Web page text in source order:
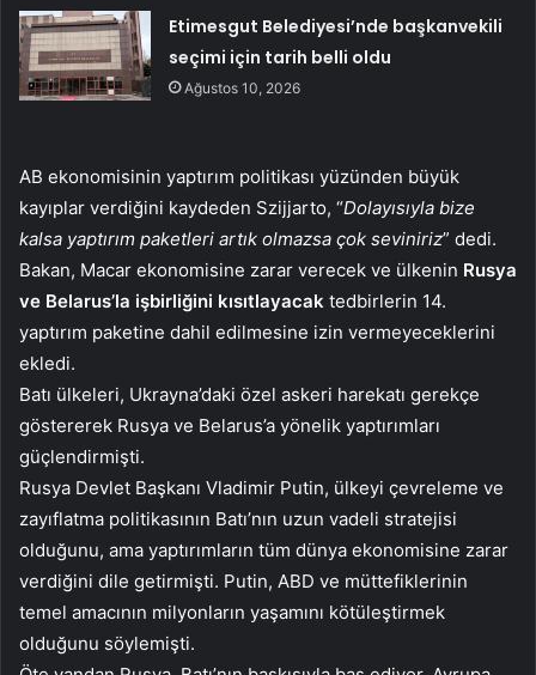
Etimesgut Belediyesi’nde başkanvekili
seçimi için tarih belli oldu
Ağustos 10, 2026
AB ekonomisinin yaptırım politikası yüzünden büyük
kayıplar verdiğini kaydeden Szijjarto, “Dolayısıyla bize
kalsa yaptırım paketleri artık olmazsa çok seviniriz” dedi.
Bakan, Macar ekonomisine zarar verecek ve ülkenin Rusya
ve Belarus’la işbirliğini kısıtlayacak tedbirlerin 14.
yaptırım paketine dahil edilmesine izin vermeyeceklerini
ekledi.
Batı ülkeleri, Ukrayna’daki özel askeri harekatı gerekçe
göstererek Rusya ve Belarus’a yönelik yaptırımları
güçlendirmişti.
Rusya Devlet Başkanı Vladimir Putin, ülkeyi çevreleme ve
zayıflatma politikasının Batı’nın uzun vadeli stratejisi
olduğunu, ama yaptırımların tüm dünya ekonomisine zarar
verdiğini dile getirmişti. Putin, ABD ve müttefiklerinin
temel amacının milyonların yaşamını kötüleştirmek
olduğunu söylemişti.